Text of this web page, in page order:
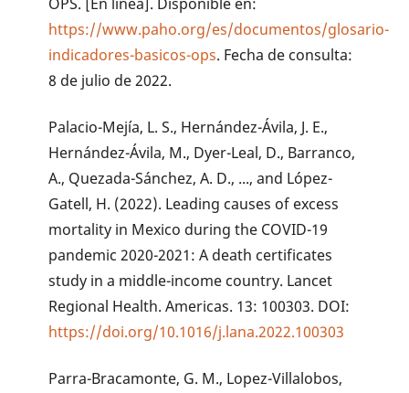
OPS. [En línea]. Disponible en:
https://www.paho.org/es/documentos/glosario-
indicadores-basicos-ops. Fecha de consulta:
8 de julio de 2022.
Palacio-Mejía, L. S., Hernández-Ávila, J. E.,
Hernández-Ávila, M., Dyer-Leal, D., Barranco,
A., Quezada-Sánchez, A. D., ..., and López-
Gatell, H. (2022). Leading causes of excess
mortality in Mexico during the COVID-19
pandemic 2020-2021: A death certificates
study in a middle-income country. Lancet
Regional Health. Americas. 13: 100303. DOI:
https://doi.org/10.1016/j.lana.2022.100303
Parra-Bracamonte, G. M., Lopez-Villalobos,